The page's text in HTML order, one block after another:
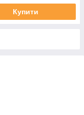
Купити